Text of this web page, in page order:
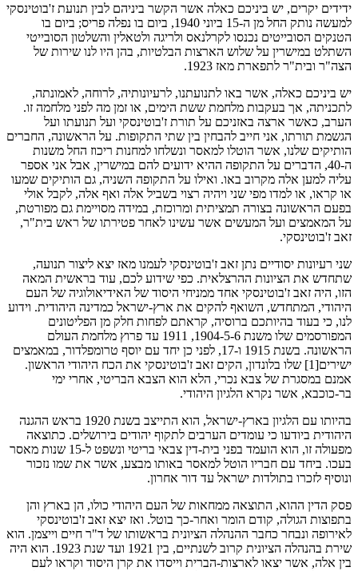
ידידים יקרים, יש ביניכם כאלה אשר הקשר ביניהם לבין תנועת ז'בוטינסקי
למעשה נותק החל מן ה-15 ביוני 1940, ביום בו נפלה פריס; ביום בו
הטנקים הסובייטים נכנסו לקרלנאס ולריגה ולטאלין והשלטון הסובייטי
השתלט במישרין על שלוש הארצות הבלטיות, בהן היו לנו שירות של
הצה"ר ובית"ר לתפארת מאז 1923.
יש ביניכם כאלה, אשר באו לתנועתנו, לרעיונותיה, לרוחה, לאמונתה,
לתכניתה, אך בעקבות מלחמת ששת הימים, או זמן מה לפני מלחמה זו.
הערב, כאשר ארצה באזניכם על תורת ז'בוטינסקי ועל תנועתו ועל
הגשמת תורתו, אני חייב להבחין בין שתי התקופות. על הראשונה, החברים
הותיקים שלנו, אשר הוטלו למאסר ונשלחו למחנות ריכוז החל משנות
ה-40, הדברים על התקופה ההיא ידועים להם במישרין, אבל אני אספר
עליה למען אלה מקרוב באו. ואילו על התקופה השניה, גם הותיקים שמעו
או קראו, או למדו מפי שני ויהיה רצוי בשביל אלה ואף אלה, לקבל אולי
בפעם הראשונה בצורה תמציתית ומרוכזת, במידה מסויימת גם מפורטת,
על המאמצים ועל המעשים אשר עשינו לאחר פטירתו של ראש בית"ר,
זאב ז'בוטינסקי.
שני רעיונות יסודיים נתן זאב ז'בוטינסקי לעמנו מאז יצא ליצור תנועה,
שתחדש את הציונות ההרצלאית. כפי שידוע לכם, עוד בראשית המאה
הזו, היה זאב ז'בוטינסקי אחד ממניחי היסוד של האידיאולוגיה של העם
היהודי, המתחדש, השואף להקים את ארץ-ישראל כמדינה היהודית. וידוע
לנו, כי בעוד בהיותכם ברוסיה, קראתם לפחות חלק מן הפליטונים
המפורסמים שלו משנת 1904-5-6, 1911 עד פרוץ מלחמת העולם
הראשונה. בשנת 1915 ו-17, לפני כן יחד עם יוסף טרומפלדור, במאמצים
ישירים[1] שלו בלונדון, הקים זאב ז'בוטינסקי את הכח היהודי הראשון.
אמנם במסגרת של צבא נכרי, הלא הוא הצבא הבריטי, אחרי ימי
בר-כוכבא, אשר נקרא הלגיון היהודי.
בהיותו עם הלגיון בארץ-ישראל, הוא התייצב בשנת 1920 בראש ההגנה
היהודית ביודעו כי עומדים הערבים לתקוף יהודים בירושלים. כתוצאה
מפעולה זו, הוא הועמד בפני בית-דין צבאי בריטי ונשפט ל-15 שנות מאסר
בעכו. ביחד עם חבריו הוטל למאסר באותו מבצע, אשר את שמו נזכור
ונוסיף לזכרו בתולדות ישראל עד דור אחרון.
פסק הדין ההוא, התוצאה ממחאות של העם היהודי כולו, הן בארץ והן
בתפוצות הגולה, קודם הומר ואחר-כך בוטל. ואז יצא זאב ז'בוטינסקי
לאירופה ונבחר כחבר ההנהלה הציונית בראשותו של ד"ר חיים וייצמן. הוא
שירת בהנהלה הציונית קרוב לשנתיים, בין 1921 ועד שנת 1923. הוא היה
בין אלה, אשר יצאו לארצות-הברית וייסדו את קרן היסוד וקראו לעם